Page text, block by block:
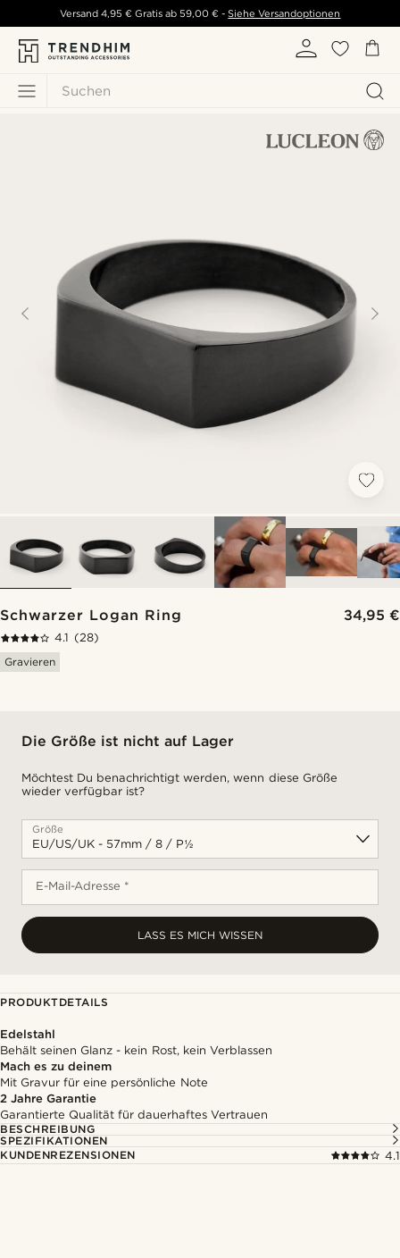
Suchen
Versand 4,95 € Gratis ab 59,00 € - Siehe Versandoptionen
Schwarzer Logan Ring 34,95 €
4.1 (28)
Gravieren
Die Größe ist nicht auf Lager
Möchtest Du benachrichtigt werden, wenn diese Größe
wieder verfügbar ist?
Größe
E-Mail-Adresse *
LASS ES MICH WISSEN
PRODUKTDETAILS
Edelstahl
Behält seinen Glanz - kein Rost, kein Verblassen
Mach es zu deinem
Mit Gravur für eine persönliche Note
2 Jahre Garantie
Garantierte Qualität für dauerhaftes Vertrauen
BESCHREIBUNG
SPEZIFIKATIONEN
KUNDENREZENSIONEN
4.1